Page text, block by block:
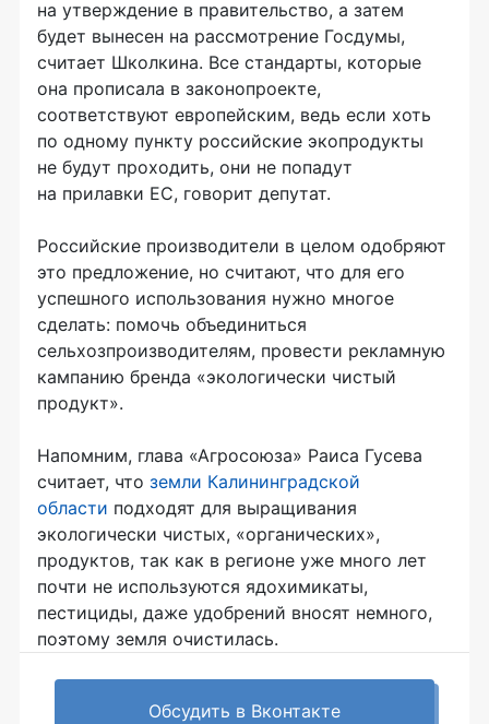
на утверждение в правительство, а затем
будет вынесен на рассмотрение Госдумы,
считает Школкина. Все стандарты, которые
она прописала в законопроекте,
соответствуют европейским, ведь если хоть
по одному пункту российские экопродукты
не будут проходить, они не попадут
на прилавки ЕС, говорит депутат.
Российские производители в целом одобряют
это предложение, но считают, что для его
успешного использования нужно многое
сделать: помочь объединиться
сельхозпроизводителям, провести рекламную
кампанию бренда «экологически чистый
продукт».
Напомним, глава «Агросоюза» Раиса Гусева
считает, что земли Калининградской
области подходят для выращивания
экологически чистых, «органических»,
продуктов, так как в регионе уже много лет
почти не используются ядохимикаты,
пестициды, даже удобрений вносят немного,
поэтому земля очистилась.
Обсудить в Вконтакте